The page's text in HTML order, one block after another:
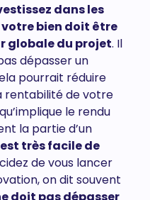
dans les
bien doit être
globale du projet. Il
dépasser un
pourrait réduire
rentabilité de votre
le rendu
la partie d’un
très facile de
de vous lancer
on dit souvent
doit pas dépasser